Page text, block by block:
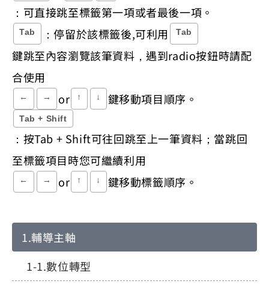
：可直接跳至標籤第一項或者最後一項。
Tab ：停留於該標籤後,可利用 Tab
鍵跳至內容瀏覽該筆資料，遇到radio按鈕時請配
合使用
← → or ↑ ↓ 鍵移動項目順序。
Tab + Shift
：按Tab + Shift可往回跳至上一筆資料；當跳回
至標籤項目時您可繼續利用
← → or ↑ ↓ 鍵移動標籤順序。
輔導主軸
數位轉型